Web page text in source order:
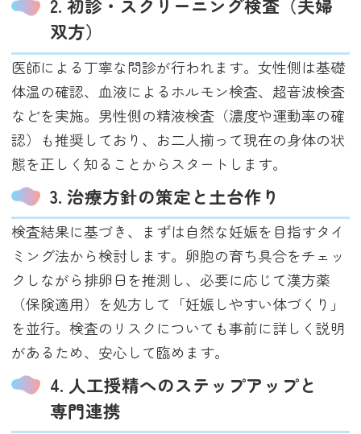
2. 初診・スクリーニング検査（夫婦
双方）
医師による丁寧な問診が行われます。女性側は基礎
体温の確認、血液によるホルモン検査、超音波検査
などを実施。男性側の精液検査（濃度や運動率の確
認）も推奨しており、お二人揃って現在の身体の状
態を正しく知ることからスタートします。
3. 治療方針の策定と土台作り
検査結果に基づき、まずは自然な妊娠を目指すタイ
ミング法から検討します。卵胞の育ち具合をチェッ
クしながら排卵日を推測し、必要に応じて漢方薬
（保険適用）を処方して「妊娠しやすい体づくり」
を並行。検査のリスクについても事前に詳しく説明
があるため、安心して臨めます。
4. 人工授精へのステップアップと
専門連携